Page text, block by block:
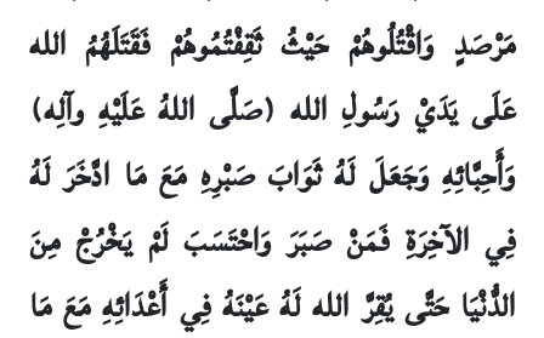
مَرْصَدٍ وَاقْتُلُوهُمْ حَيْثُ ثَقِفْتُمُوهُمْ فَقَتَلَهُمُ الله
عَلَى يَدَيْ رَسُولِ الله (صَلَّى اللهُ عَلَيْهِ وآلِه)
وَأَحِبَّائِهِ وَجَعَلَ لَهُ ثَوَابَ صَبْرِهِ مَعَ مَا ادَّخَرَ لَهُ
فِي الآخِرَةِ فَمَنْ صَبَرَ وَاحْتَسَبَ لَمْ يَخْرُجْ مِنَ
الدُّنْيَا حَتَّى يُقِرَّ الله لَهُ عَيْنَهُ فِي أَعْدَائِهِ مَعَ مَا